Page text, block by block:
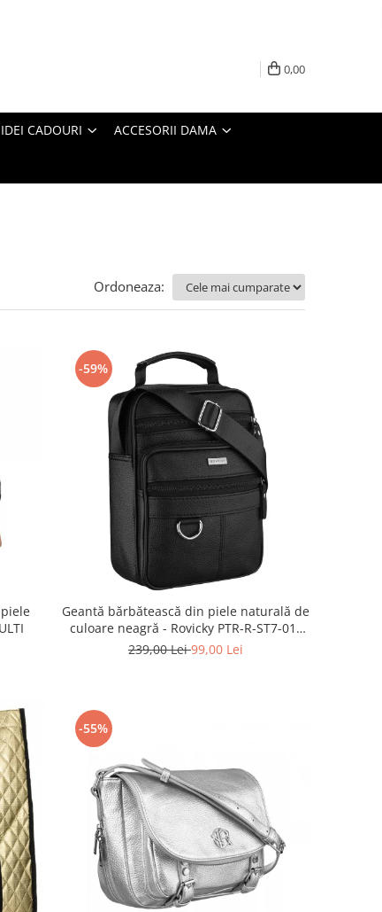
0,00
IDEI CADOURI ACCESORII DAMA
Ordoneaza:
-59%
Geantă bărbătească din piele naturală de
culoare neagră - Rovicky PTR-R-ST7-01-
7571-BLACK
239,00 Lei99,00 Lei
-55%